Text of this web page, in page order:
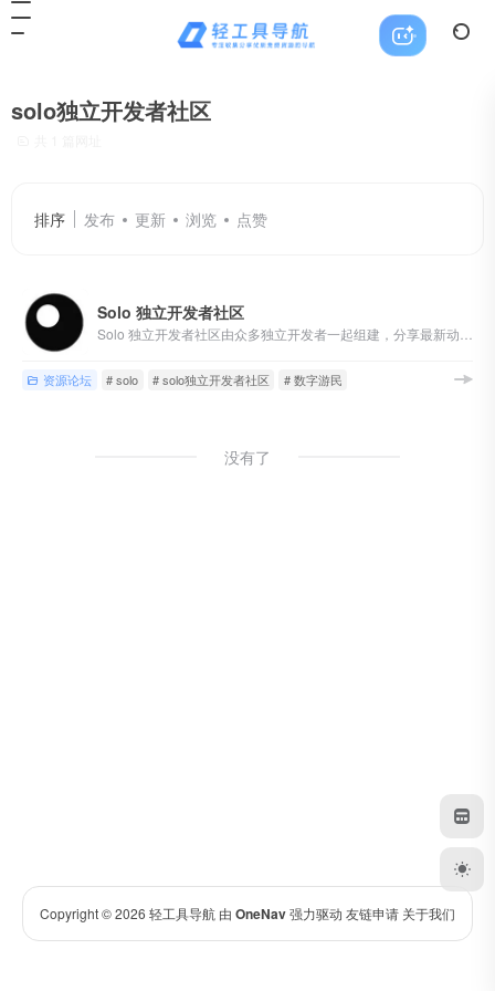
solo独立开发者社区
排序 发布 更新 浏览 点赞
Solo 独立开发者社区
资源论坛 # solo # solo独立开发者社区 # 数字游民
没有了
Copyright © 2026 轻工具导航 由 OneNav强力驱动 友链申请 关于我们